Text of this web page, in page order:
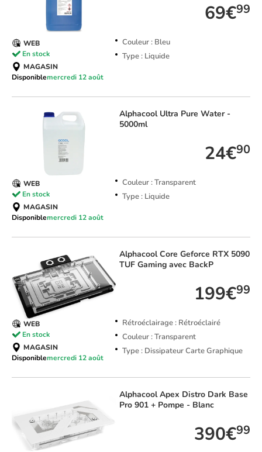
69€99
Couleur : Bleu
Type : Liquide
WEB
En stock
MAGASIN
Disponiblemercredi 12 août
Alphacool Ultra Pure Water -
5000ml
24€90
Couleur : Transparent
Type : Liquide
WEB
En stock
MAGASIN
Disponiblemercredi 12 août
AlphacoolCore Geforce RTX 5090
TUF Gaming avec BackP
199€99
Rétroéclairage : Rétroéclairé
Couleur : Transparent
Type : Dissipateur Carte Graphique
WEB
En stock
MAGASIN
Disponiblemercredi 12 août
AlphacoolApex Distro Dark Base
Pro 901 + Pompe - Blanc
390€99